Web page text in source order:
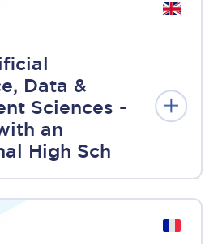
Data &
Sciences -
an
High Sch